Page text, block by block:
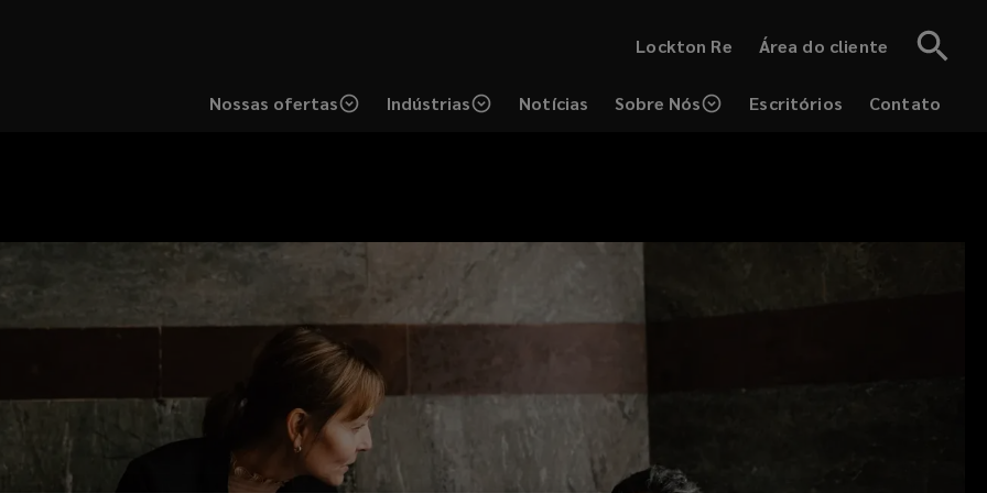
Lockton Re Área do cliente
(opens
window)
Nossas ofertas Indústrias Notícias Sobre Nós Escritórios Contato